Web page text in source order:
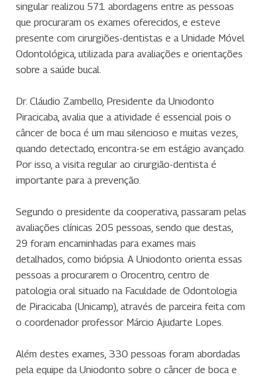
singular realizou 571 abordagens entre as pessoas
que procuraram os exames oferecidos, e esteve
presente com cirurgiões-dentistas e a Unidade Móvel
Odontológica, utilizada para avaliações e orientações
sobre a saúde bucal.
Dr. Cláudio Zambello, Presidente da Uniodonto
Piracicaba, avalia que a atividade é essencial pois o
câncer de boca é um mau silencioso e muitas vezes,
quando detectado, encontra-se em estágio avançado.
Por isso, a visita regular ao cirurgião-dentista é
importante para a prevenção.
Segundo o presidente da cooperativa, passaram pelas
avaliações clínicas 205 pessoas, sendo que destas,
29 foram encaminhadas para exames mais
detalhados, como biópsia. A Uniodonto orienta essas
pessoas a procurarem o Orocentro, centro de
patologia oral situado na Faculdade de Odontologia
de Piracicaba (Unicamp), através de parceira feita com
o coordenador professor Márcio Ajudarte Lopes.
Além destes exames, 330 pessoas foram abordadas
pela equipe da Uniodonto sobre o câncer de boca e